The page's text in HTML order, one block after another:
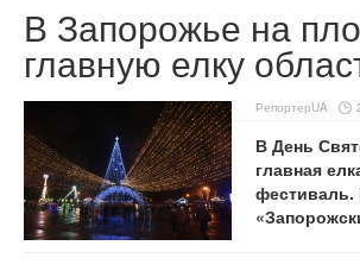
В Запорожье на
главную елку
РепортерUA
В День
главная
фестиваль.